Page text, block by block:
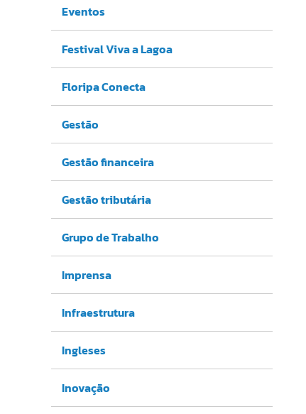
Eventos
Festival Viva a Lagoa
Floripa Conecta
Gestão
Gestão financeira
Gestão tributária
Grupo de Trabalho
Imprensa
Infraestrutura
Ingleses
Inovação